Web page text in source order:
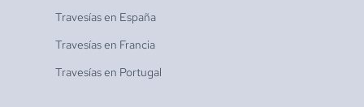
Travesías en España
Travesías en Francia
Travesías en Portugal